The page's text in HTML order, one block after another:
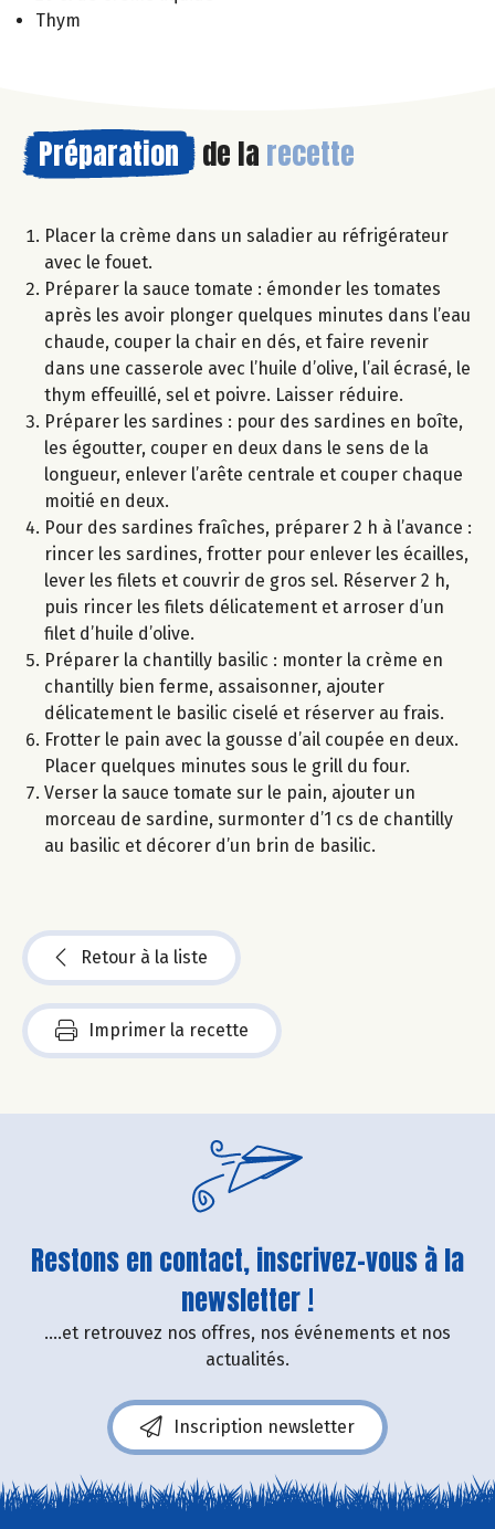
Thym
Préparation de la recette
Placer la crème dans un saladier au réfrigérateur
avec le fouet.
Préparer la sauce tomate : émonder les tomates
après les avoir plonger quelques minutes dans l’eau
chaude, couper la chair en dés, et faire revenir
dans une casserole avec l’huile d’olive, l’ail écrasé, le
thym effeuillé, sel et poivre. Laisser réduire.
Préparer les sardines : pour des sardines en boîte,
les égoutter, couper en deux dans le sens de la
longueur, enlever l’arête centrale et couper chaque
moitié en deux.
Pour des sardines fraîches, préparer 2 h à l’avance :
rincer les sardines, frotter pour enlever les écailles,
lever les filets et couvrir de gros sel. Réserver 2 h,
puis rincer les filets délicatement et arroser d’un
filet d’huile d’olive.
Préparer la chantilly basilic : monter la crème en
chantilly bien ferme, assaisonner, ajouter
délicatement le basilic ciselé et réserver au frais.
Frotter le pain avec la gousse d’ail coupée en deux.
Placer quelques minutes sous le grill du four.
Verser la sauce tomate sur le pain, ajouter un
morceau de sardine, surmonter d’1 cs de chantilly
au basilic et décorer d’un brin de basilic.
Retour à la liste
Imprimer la recette
Restons en contact, inscrivez-vous à la
newsletter !
....et retrouvez nos offres, nos événements et nos
actualités.
Inscription newsletter